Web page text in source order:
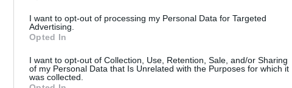
I want to opt-out of processing my Personal Data for Targeted
Advertising.
Opted In
I want to opt-out of Collection, Use, Retention, Sale, and/or Sharing
of my Personal Data that Is Unrelated with the Purposes for which it
was collected.